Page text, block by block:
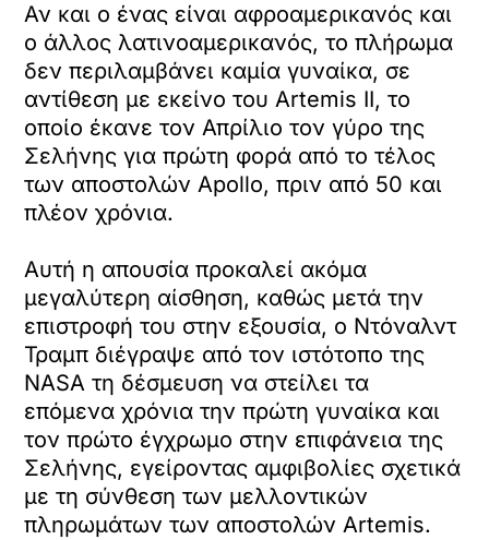
Αν και ο ένας είναι αφροαμερικανός και
ο άλλος λατινοαμερικανός, το πλήρωμα
δεν περιλαμβάνει καμία γυναίκα, σε
αντίθεση με εκείνο του Artemis II, το
οποίο έκανε τον Απρίλιο τον γύρο της
Σελήνης για πρώτη φορά από το τέλος
των αποστολών Apollo, πριν από 50 και
πλέον χρόνια.
Αυτή η απουσία προκαλεί ακόμα
μεγαλύτερη αίσθηση, καθώς μετά την
επιστροφή του στην εξουσία, ο Ντόναλντ
Τραμπ διέγραψε από τον ιστότοπο της
NASA τη δέσμευση να στείλει τα
επόμενα χρόνια την πρώτη γυναίκα και
τον πρώτο έγχρωμο στην επιφάνεια της
Σελήνης, εγείροντας αμφιβολίες σχετικά
με τη σύνθεση των μελλοντικών
πληρωμάτων των αποστολών Artemis.